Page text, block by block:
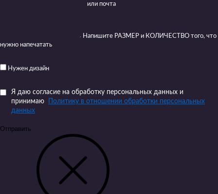
или почта
Напишите РАЗМЕР и КОЛИЧЕСТВО того, что
нужно напечатать
Нужен дизайн
Я даю согласие на обработку персональных данных и
принимаю
Политику в отношении обработки персональных
данных
Отправить